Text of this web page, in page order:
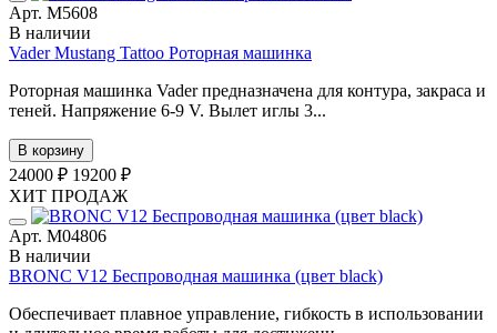
Арт. М5608
В наличии
Vader Mustang Tattoo Роторная машинка
Роторная машинка Vader предназначена для контура, закраса и
теней. Напряжение 6-9 V. Вылет иглы 3...
В корзину
24000 ₽ 19200 ₽
ХИТ ПРОДАЖ
Арт. М04806
В наличии
BRONC V12 Беспроводная машинка (цвет black)
Обеспечивает плавное управление, гибкость в использовании